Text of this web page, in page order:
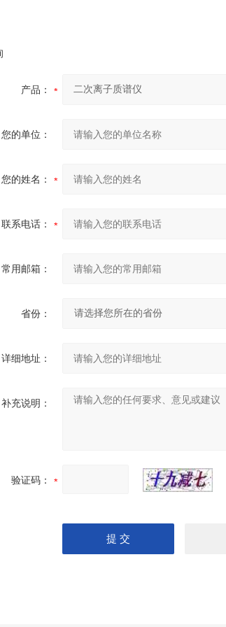
产品：
您的单位：
您的姓名：
联系电话：
常用邮箱：
省份：
详细地址：
补充说明：
验证码：